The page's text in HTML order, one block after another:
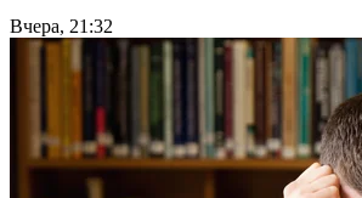
Вчера, 21:32